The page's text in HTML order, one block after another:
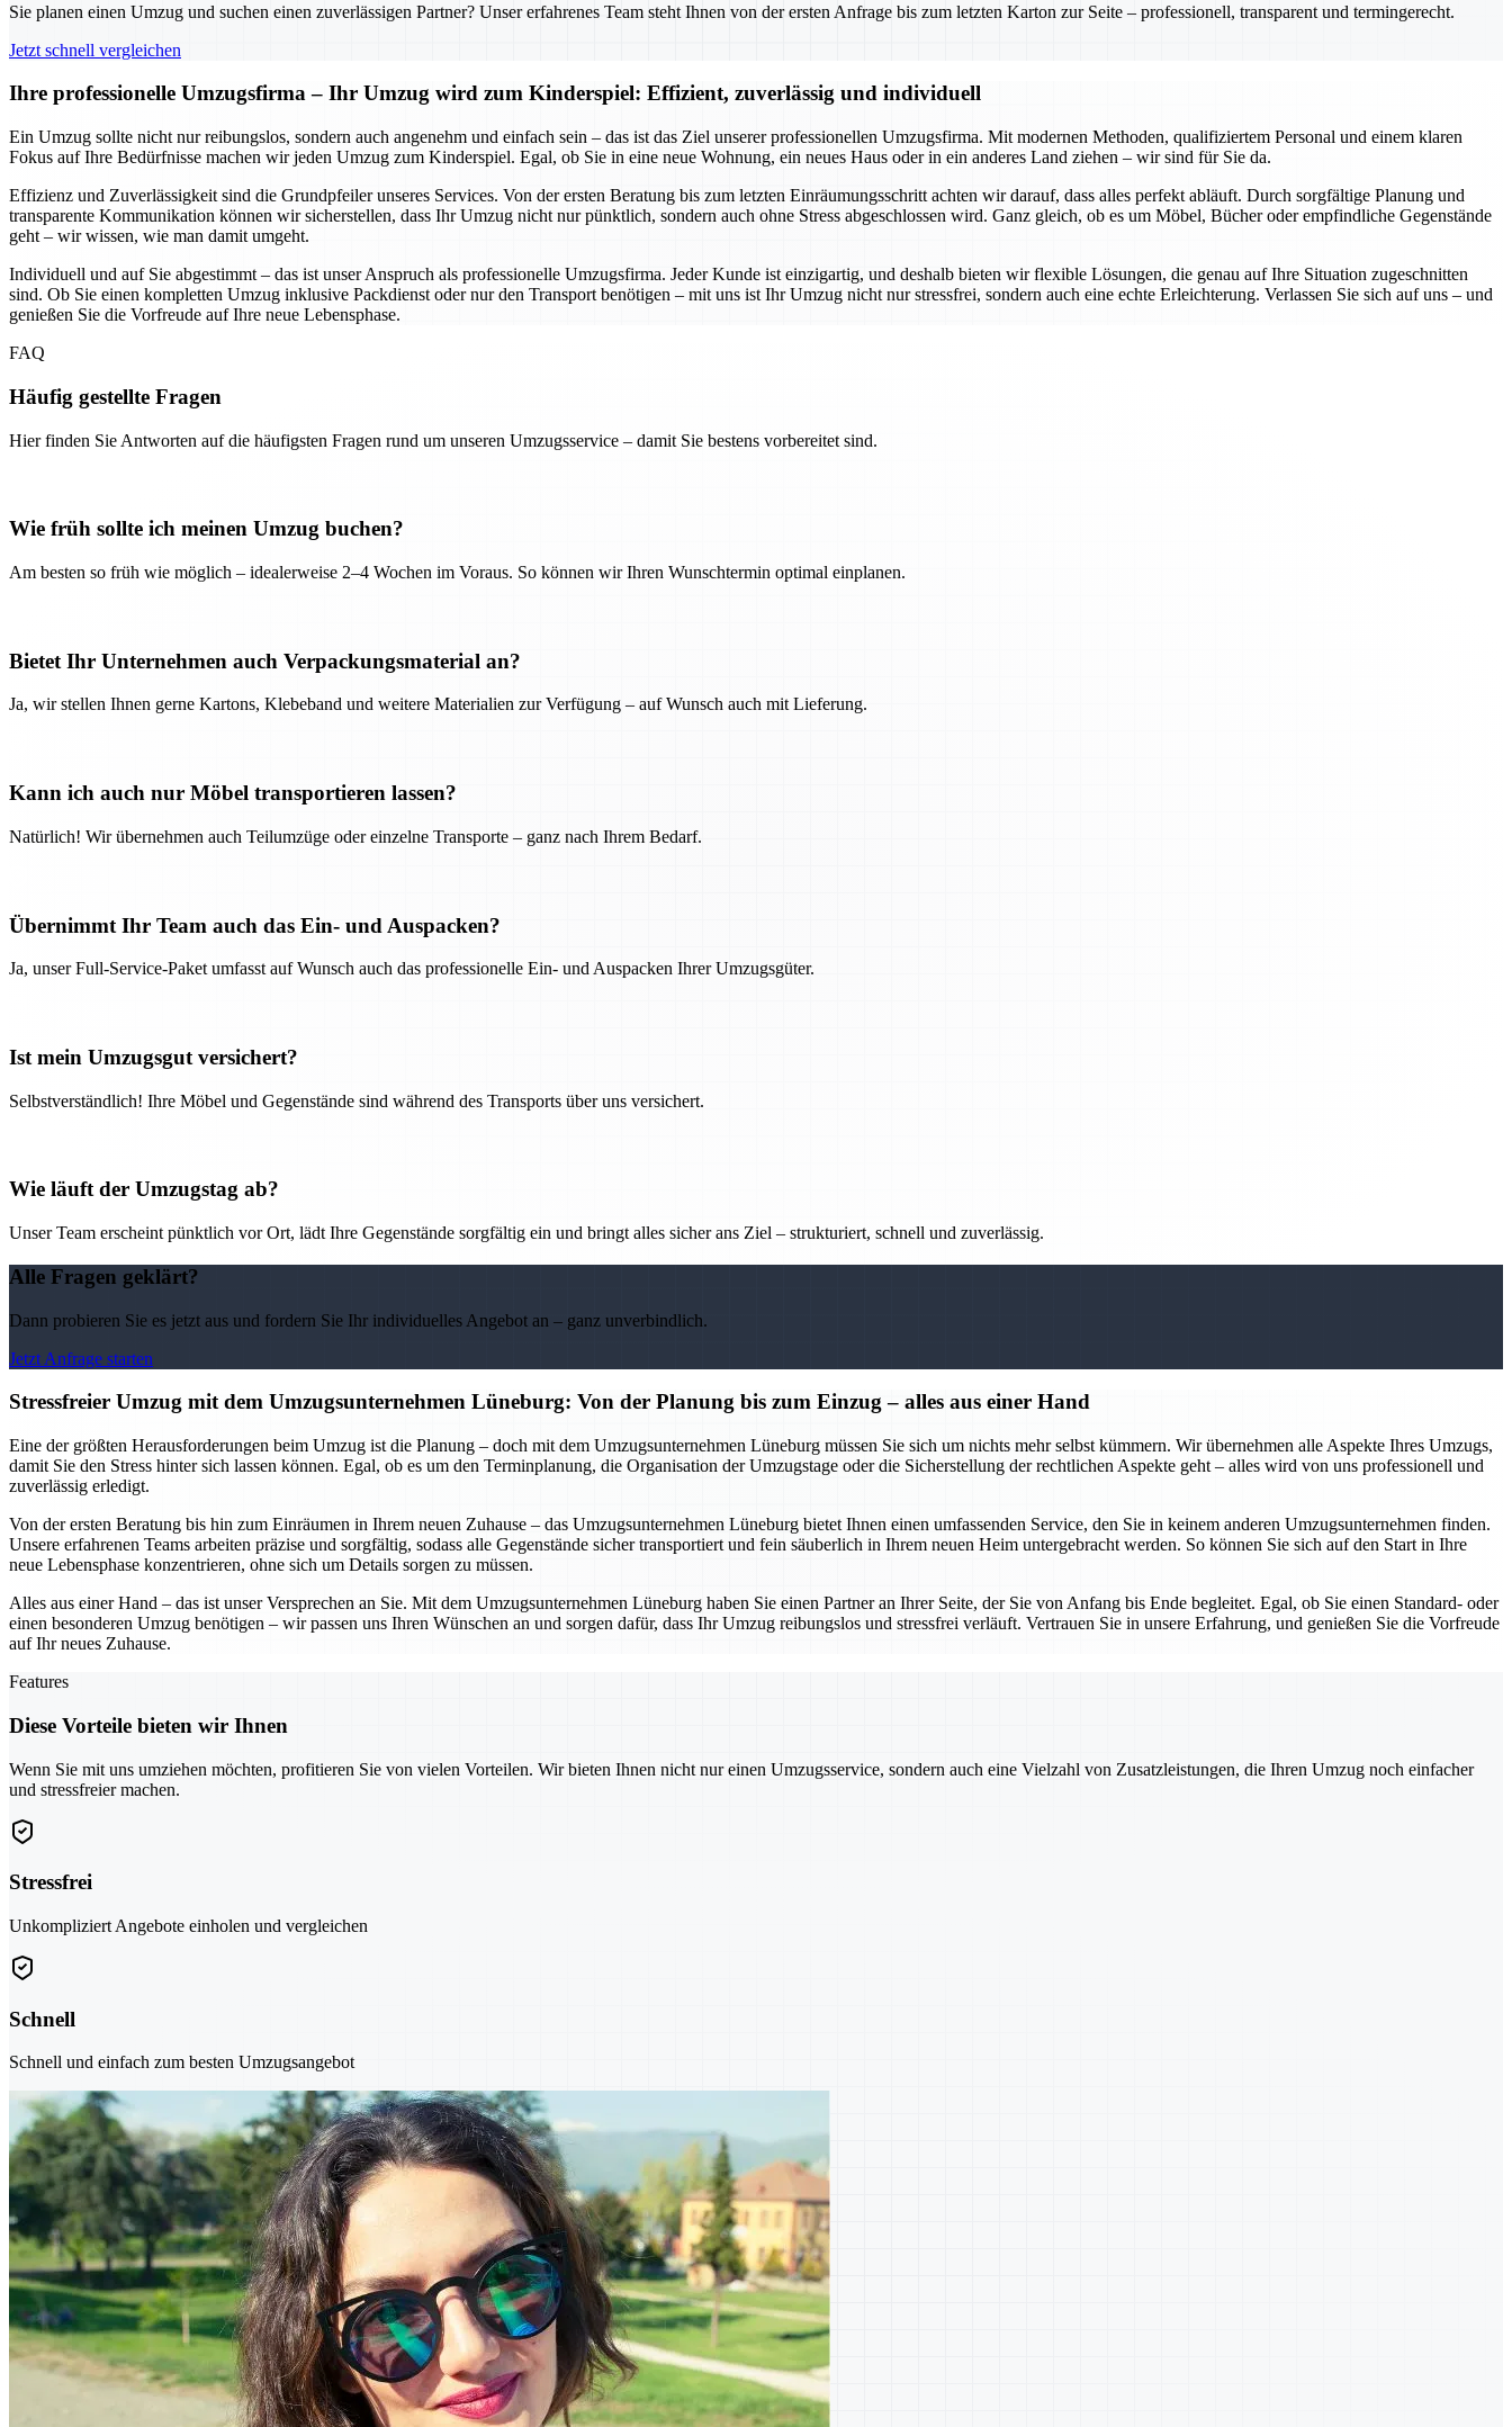
Sie planen einen Umzug und suchen einen zuverlässigen Partner? Unser erfahrenes Team steht Ihnen von der ersten Anfrage bis zum letzten Karton zur Seite – professionell, transparent und termingerecht.
Jetzt schnell vergleichen
Ihre professionelle Umzugsfirma – Ihr Umzug wird zum Kinderspiel: Effizient, zuverlässig und individuell
Ein Umzug sollte nicht nur reibungslos, sondern auch angenehm und einfach sein – das ist das Ziel unserer professionellen Umzugsfirma. Mit modernen Methoden, qualifiziertem Personal und einem klaren
Fokus auf Ihre Bedürfnisse machen wir jeden Umzug zum Kinderspiel. Egal, ob Sie in eine neue Wohnung, ein neues Haus oder in ein anderes Land ziehen – wir sind für Sie da.
Effizienz und Zuverlässigkeit sind die Grundpfeiler unseres Services. Von der ersten Beratung bis zum letzten Einräumungsschritt achten wir darauf, dass alles perfekt abläuft. Durch sorgfältige Planung und
transparente Kommunikation können wir sicherstellen, dass Ihr Umzug nicht nur pünktlich, sondern auch ohne Stress abgeschlossen wird. Ganz gleich, ob es um Möbel, Bücher oder empfindliche Gegenstände
geht – wir wissen, wie man damit umgeht.
Individuell und auf Sie abgestimmt – das ist unser Anspruch als professionelle Umzugsfirma. Jeder Kunde ist einzigartig, und deshalb bieten wir flexible Lösungen, die genau auf Ihre Situation zugeschnitten
sind. Ob Sie einen kompletten Umzug inklusive Packdienst oder nur den Transport benötigen – mit uns ist Ihr Umzug nicht nur stressfrei, sondern auch eine echte Erleichterung. Verlassen Sie sich auf uns – und
genießen Sie die Vorfreude auf Ihre neue Lebensphase.
FAQ
Häufig gestellte Fragen
Hier finden Sie Antworten auf die häufigsten Fragen rund um unseren Umzugsservice – damit Sie bestens vorbereitet sind.
Wie früh sollte ich meinen Umzug buchen?
Am besten so früh wie möglich – idealerweise 2–4 Wochen im Voraus. So können wir Ihren Wunschtermin optimal einplanen.
Bietet Ihr Unternehmen auch Verpackungsmaterial an?
Ja, wir stellen Ihnen gerne Kartons, Klebeband und weitere Materialien zur Verfügung – auf Wunsch auch mit Lieferung.
Kann ich auch nur Möbel transportieren lassen?
Natürlich! Wir übernehmen auch Teilumzüge oder einzelne Transporte – ganz nach Ihrem Bedarf.
Übernimmt Ihr Team auch das Ein- und Auspacken?
Ja, unser Full-Service-Paket umfasst auf Wunsch auch das professionelle Ein- und Auspacken Ihrer Umzugsgüter.
Ist mein Umzugsgut versichert?
Selbstverständlich! Ihre Möbel und Gegenstände sind während des Transports über uns versichert.
Wie läuft der Umzugstag ab?
Unser Team erscheint pünktlich vor Ort, lädt Ihre Gegenstände sorgfältig ein und bringt alles sicher ans Ziel – strukturiert, schnell und zuverlässig.
Alle Fragen geklärt?
Dann probieren Sie es jetzt aus und fordern Sie Ihr individuelles Angebot an – ganz unverbindlich.
Jetzt Anfrage starten
Stressfreier Umzug mit dem Umzugsunternehmen Lüneburg: Von der Planung bis zum Einzug – alles aus einer Hand
Eine der größten Herausforderungen beim Umzug ist die Planung – doch mit dem Umzugsunternehmen Lüneburg müssen Sie sich um nichts mehr selbst kümmern. Wir übernehmen alle Aspekte Ihres Umzugs,
damit Sie den Stress hinter sich lassen können. Egal, ob es um den Terminplanung, die Organisation der Umzugstage oder die Sicherstellung der rechtlichen Aspekte geht – alles wird von uns professionell und
zuverlässig erledigt.
Von der ersten Beratung bis hin zum Einräumen in Ihrem neuen Zuhause – das Umzugsunternehmen Lüneburg bietet Ihnen einen umfassenden Service, den Sie in keinem anderen Umzugsunternehmen finden.
Unsere erfahrenen Teams arbeiten präzise und sorgfältig, sodass alle Gegenstände sicher transportiert und fein säuberlich in Ihrem neuen Heim untergebracht werden. So können Sie sich auf den Start in Ihre
neue Lebensphase konzentrieren, ohne sich um Details sorgen zu müssen.
Alles aus einer Hand – das ist unser Versprechen an Sie. Mit dem Umzugsunternehmen Lüneburg haben Sie einen Partner an Ihrer Seite, der Sie von Anfang bis Ende begleitet. Egal, ob Sie einen Standard- oder
einen besonderen Umzug benötigen – wir passen uns Ihren Wünschen an und sorgen dafür, dass Ihr Umzug reibungslos und stressfrei verläuft. Vertrauen Sie in unsere Erfahrung, und genießen Sie die Vorfreude
auf Ihr neues Zuhause.
Features
Diese Vorteile bieten wir Ihnen
Wenn Sie mit uns umziehen möchten, profitieren Sie von vielen Vorteilen. Wir bieten Ihnen nicht nur einen Umzugsservice, sondern auch eine Vielzahl von Zusatzleistungen, die Ihren Umzug noch einfacher
und stressfreier machen.
Stressfrei
Unkompliziert Angebote einholen und vergleichen
Schnell
Schnell und einfach zum besten Umzugsangebot